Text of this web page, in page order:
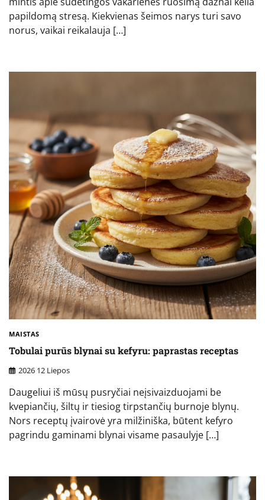
papildomą stresą. Kiekvienas šeimos narys turi savo
norus, vaikai reikalauja […]
MAISTAS
Tobulai purūs blynai su kefyru: paprastas receptas
2026 12 Liepos
Daugeliui iš mūsų pusryčiai neįsivaizduojami be
kvepiančių, šiltų ir tiesiog tirpstančių burnoje blynų.
Nors receptų įvairovė yra milžiniška, būtent kefyro
pagrindu gaminami blynai visame pasaulyje […]